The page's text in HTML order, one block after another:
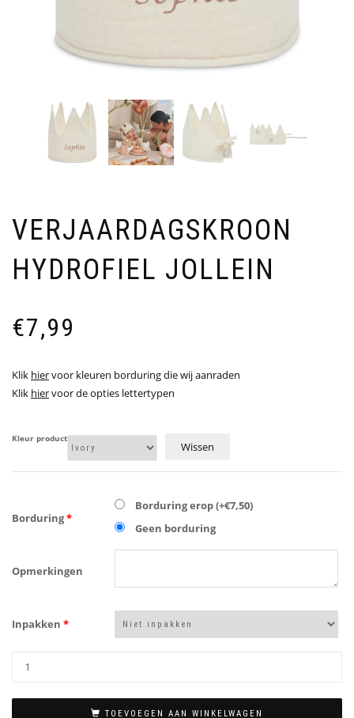
VERJAARDAGSKROON
HYDROFIEL JOLLEIN
€7,99
Klik hiervoor kleuren borduring die wij aanraden
Klik hiervoor de opties lettertypen
Kleur product
Wissen
Borduring*
Borduring erop (+€7,50)
Geen borduring
Opmerkingen
Inpakken *
TOEVOEGEN AAN WINKELWAGEN